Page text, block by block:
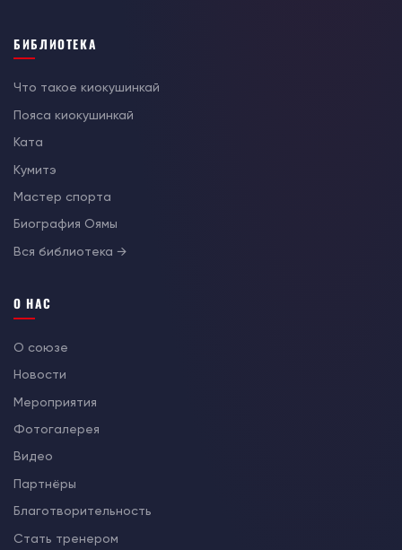
БИБЛИОТЕКА
Что такое киокушинкай
Пояса киокушинкай
Ката
Кумитэ
Мастер спорта
Биография Оямы
Вся библиотека →
О НАС
О союзе
Новости
Мероприятия
Фотогалерея
Видео
Партнёры
Благотворительность
Стать тренером